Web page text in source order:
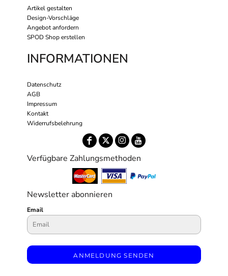
Artikel gestalten
Design-Vorschläge
Angebot anfordern
SPOD Shop erstellen
INFORMATIONEN
Datenschutz
AGB
Impressum
Kontakt
Widerrufsbelehrung
Verfügbare Zahlungsmethoden
Newsletter abonnieren
Email
ANMELDUNG SENDEN